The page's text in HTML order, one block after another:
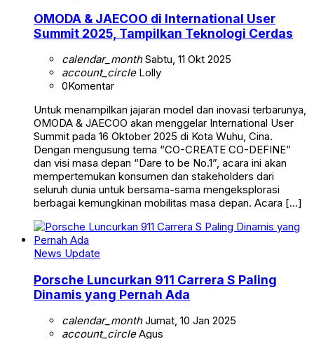
OMODA & JAECOO di International User
Summit 2025, Tampilkan Teknologi Cerdas
calendar_monthSabtu, 11 Okt 2025
account_circleLolly
0Komentar
Untuk menampilkan jajaran model dan inovasi terbarunya,
OMODA & JAECOO akan menggelar International User
Summit pada 16 Oktober 2025 di Kota Wuhu, Cina.
Dengan mengusung tema “CO-CREATE CO-DEFINE”
dan visi masa depan “Dare to be No.1”, acara ini akan
mempertemukan konsumen dan stakeholders dari
seluruh dunia untuk bersama-sama mengeksplorasi
berbagai kemungkinan mobilitas masa depan. Acara […]
News Update
Porsche Luncurkan 911 Carrera S Paling
Dinamis yang Pernah Ada
calendar_monthJumat, 10 Jan 2025
account_circleAgus